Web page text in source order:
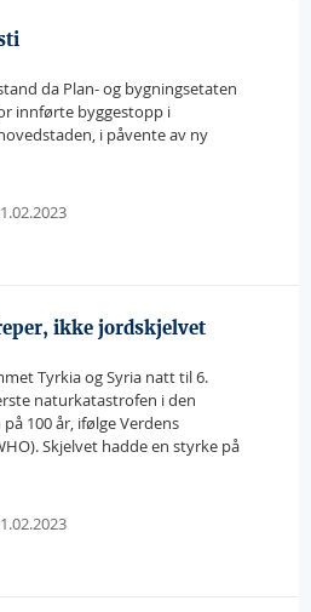
da Plan- og bygningsetaten
innførte byggestopp i
i påvente av ny
ikke jordskjelvet
Tyrkia og Syria natt til 6.
naturkatastrofen i den
100 år, ifølge Verdens
Skjelvet hadde en styrke på